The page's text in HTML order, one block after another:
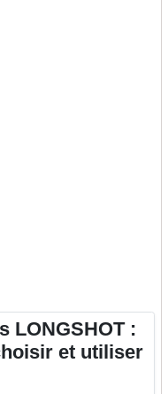
LONGSHOT :
et utiliser